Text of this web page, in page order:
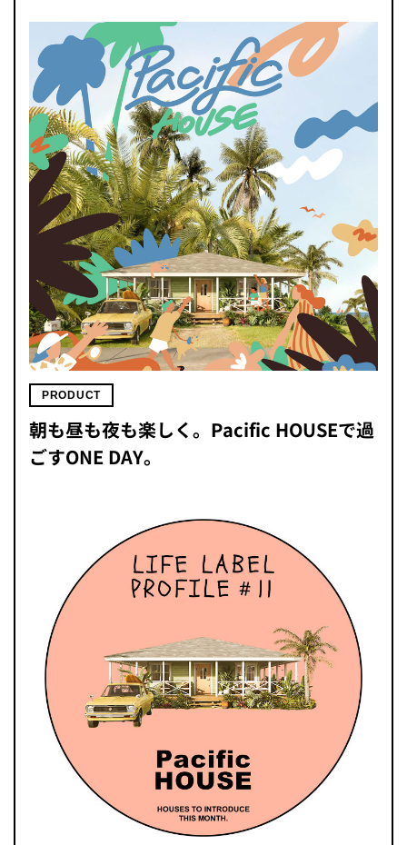
PRODUCT
朝も昼も夜も楽しく。Pacific HOUSEで過
ごすONE DAY。